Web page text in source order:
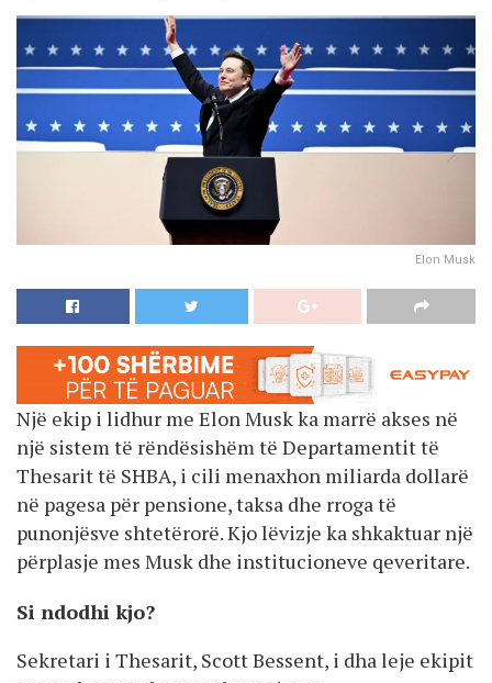
Elon Musk
Një ekip i lidhur me Elon Musk ka marrë akses në
një sistem të rëndësishëm të Departamentit të
Thesarit të SHBA, i cili menaxhon miliarda dollarë
në pagesa për pensione, taksa dhe rroga të
punonjësve shtetërorë. Kjo lëvizje ka shkaktuar një
përplasje mes Musk dhe institucioneve qeveritare.
Si ndodhi kjo?
Sekretari i Thesarit, Scott Bessent, i dha leje ekipit